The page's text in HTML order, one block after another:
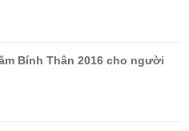
Bính Thân 2016 cho người